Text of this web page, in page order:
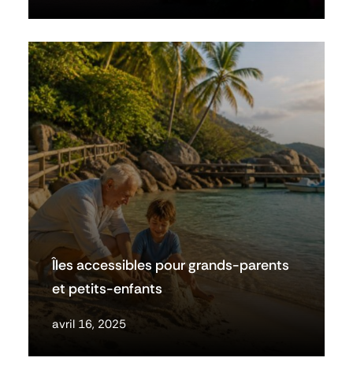
Îles accessibles pour grands-parents
et petits-enfants
avril 16, 2025